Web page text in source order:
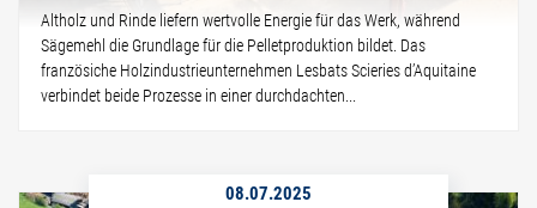
Altholz und Rinde liefern wertvolle Energie für das Werk, während
Sägemehl die Grundlage für die Pelletproduktion bildet. Das
französiche Holzindustrieunternehmen Lesbats Scieries d’Aquitaine
verbindet beide Prozesse in einer durchdachten...
08.07.2025